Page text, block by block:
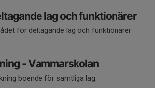
lag och funktionärer
för deltagande lag och funktionärer
- Vammarskolan
boende för samtliga lag.